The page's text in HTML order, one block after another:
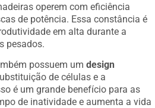
operem com eficiência
de potência. Essa constância é
em alta durante a
pesados.
possuem umdesign
de células e a
é um grande benefício para as
de inatividade e aumenta a vida